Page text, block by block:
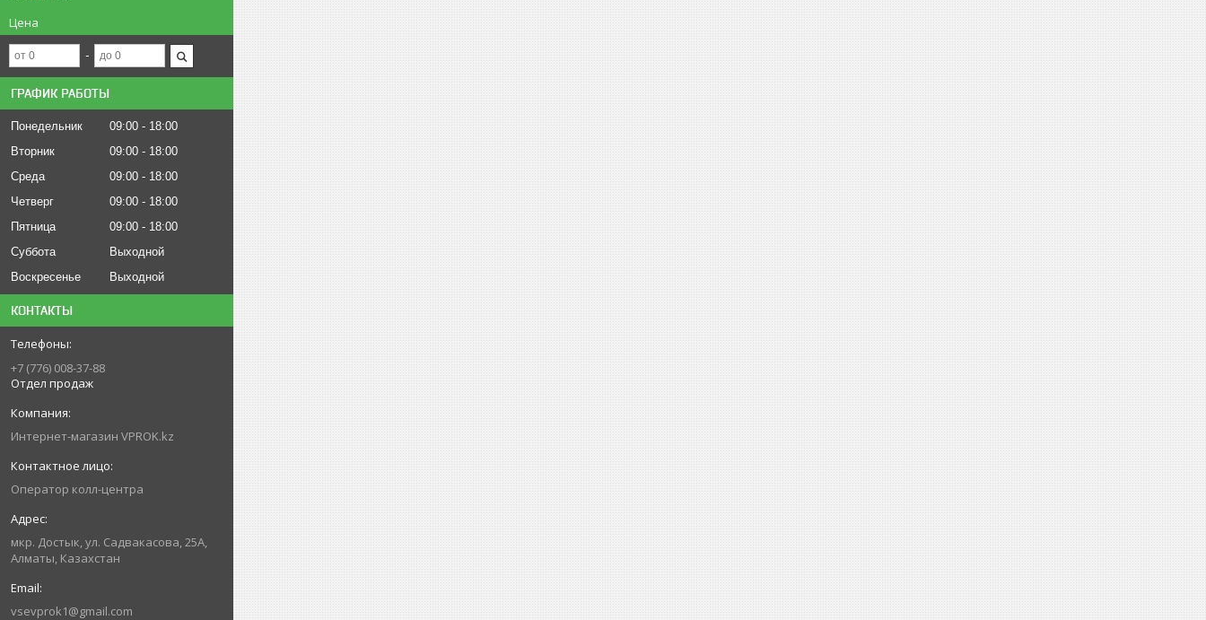
Цена
ГРАФИК РАБОТЫ
Понедельник 09:00
18:00
Вторник
09:00
18:00
Среда
09:00
18:00
Четверг
09:00
18:00
Пятница
09:00
18:00
Суббота
Выходной
Воскресенье
Выходной
КОНТАКТЫ
+7 (776) 008-37-88
Отдел продаж
Интернет-магазин VPROK.kz
Оператор колл-центра
мкр. Достык, ул. Садвакасова, 25А,
Алматы, Казахстан
vsevprok1@gmail.com